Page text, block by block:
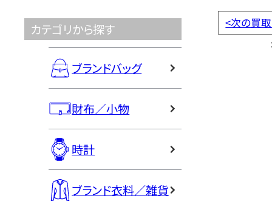
カテゴリから探す
ブランドバッグ
財布／小物
時計
ブランド衣料／雑貨
<次の買